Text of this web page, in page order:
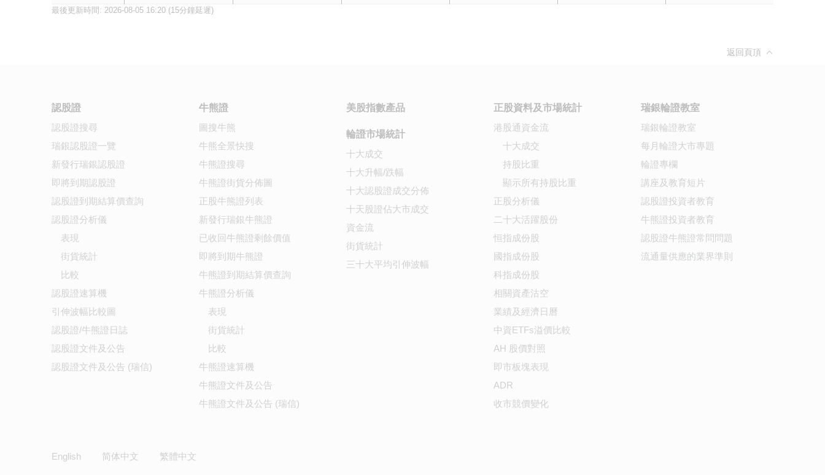
最後更新時間: 2026-08-05 16:20 (15分鐘延遲)
返回頁頂
認股證
認股證搜尋
瑞銀認股證一覽
新發行瑞銀認股證
即將到期認股證
認股證到期結算價查詢
認股證分析儀
表現
街貨統計
比較
認股證速算機
引伸波幅比較圖
認股證/牛熊證日誌
認股證文件及公告
認股證文件及公告 (瑞信)
牛熊證
圖搜牛熊
牛熊全景快搜
牛熊證搜尋
牛熊證街貨分佈圖
正股牛熊證列表
新發行瑞銀牛熊證
已收回牛熊證剩餘價值
即將到期牛熊證
牛熊證到期結算價查詢
牛熊證分析儀
表現
街貨統計
比較
牛熊證速算機
牛熊證文件及公告
牛熊證文件及公告 (瑞信)
美股指數產品
輪證市場統計
十大成交
十大升幅/跌幅
十大認股證成交分佈
十天股證佔大市成交
資金流
街貨統計
三十大平均引伸波幅
正股資料及市場統計
港股通資金流
十大成交
持股比重
顯示所有持股比重
正股分析儀
二十大活躍股份
恒指成份股
國指成份股
科指成份股
相關資產沽空
業績及經濟日曆
中資ETFs溢價比較
AH 股價對照
即市板塊表現
ADR
收市競價變化
瑞銀輪證教室
瑞銀輪證教室
每月輪證大市專題
輪證專欄
講座及教育短片
認股證投資者教育
牛熊證投資者教育
認股證牛熊證常問問題
流通量供應的業界準則
English 简体中文 繁體中文